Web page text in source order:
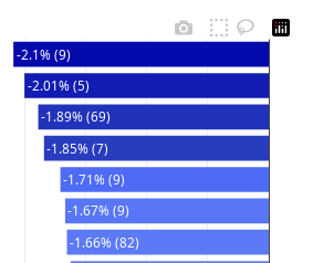
-1.66% (82)
-1.67% (9)
-1.71% (9)
-1.85% (7)
-1.89% (69)
-2.01% (5)
-2.1% (9)